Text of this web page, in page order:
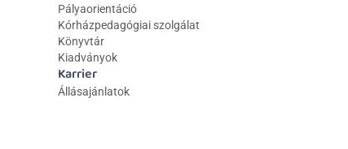
Pályaorientáció
Kórházpedagógiai szolgálat
Könyvtár
Kiadványok
Karrier
Állásajánlatok